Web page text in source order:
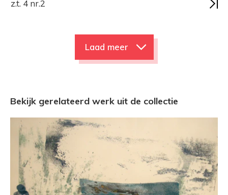
z.t. 4 nr.2
Laad meer
Bekijk gerelateerd werk uit de collectie